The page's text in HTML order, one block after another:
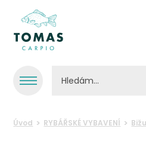
Úvod RYBÁŘSKÉ VYBAVENÍ